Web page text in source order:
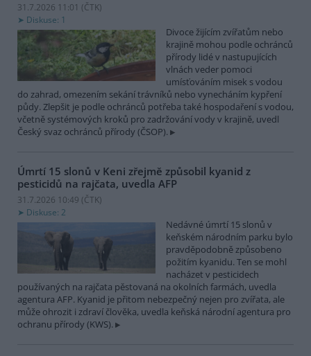
31.7.2026 11:01 (ČTK)
Diskuse: 1
Divoce žijícím zvířatům nebo
krajině mohou podle ochránců
přírody lidé v nastupujících
vlnách veder pomoci
umísťováním misek s vodou
do zahrad, omezením sekání trávníků nebo vynecháním kypření
půdy. Zlepšit je podle ochránců potřeba také hospodaření s vodou,
včetně systémových kroků pro zadržování vody v krajině, uvedl
Český svaz ochránců přírody (ČSOP).
Úmrtí 15 slonů v Keni zřejmě způsobil kyanid z
pesticidů na rajčata, uvedla AFP
31.7.2026 10:49 (ČTK)
Diskuse: 2
Nedávné úmrtí 15 slonů v
keňském národním parku bylo
pravděpodobně způsobeno
požitím kyanidu. Ten se mohl
nacházet v pesticidech
používaných na rajčata pěstovaná na okolních farmách, uvedla
agentura AFP. Kyanid je přitom nebezpečný nejen pro zvířata, ale
může ohrozit i zdraví člověka, uvedla keňská národní agentura pro
ochranu přírody (KWS).